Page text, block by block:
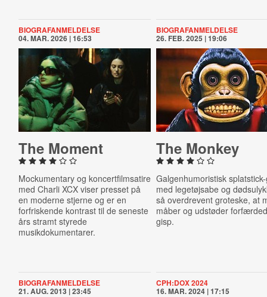
BIOGRAFANMELDELSE
04. MAR. 2026 | 16:53
The Moment
Mockumentary og koncertfilmsatire
med Charli XCX viser presset på
en moderne stjerne og er en
forfriskende kontrast til de seneste
års stramt styrede
musikdokumentarer.
BIOGRAFANMELDELSE
26. FEB. 2025 | 19:06
The Monkey
Galgenhumoristisk
med legetøjsabe og
så overdrevent groteske, at
måber og udstøder
gisp.
BIOGRAFANMELDELSE
21. AUG. 2013 | 23:45
CPH:DOX 2024
16. MAR. 2024 | 17:15